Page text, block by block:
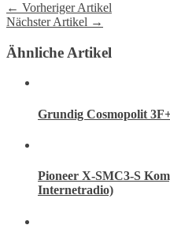
← Vorheriger Artikel
Nächster Artikel →
Ähnliche Artikel
Grundig Cosmopolit
Pioneer X-SMC3-S
Internetradio)